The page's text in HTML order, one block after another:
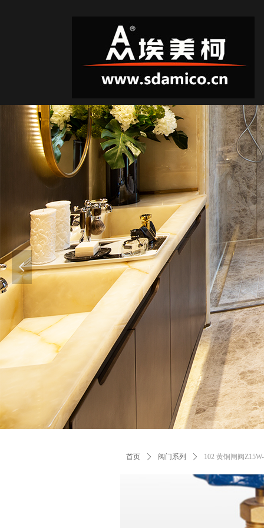
넳
首页 ꄲ 阀门系列 ꄲ 102 黄铜闸阀